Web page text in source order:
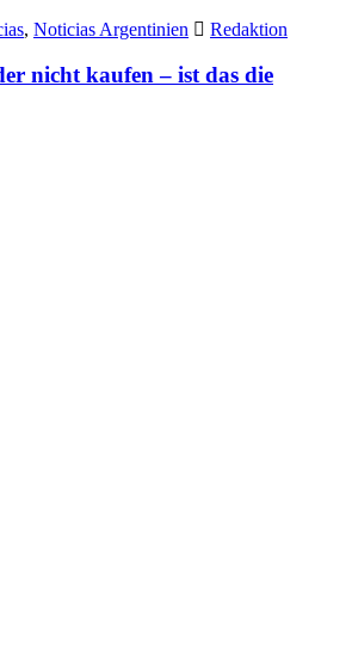
, Noticias Argentinien Redaktion
nicht kaufen – ist das die